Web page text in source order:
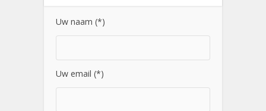
Uw naam (*)
Uw email (*)